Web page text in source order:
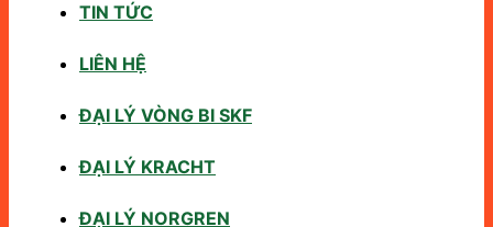
TIN TỨC
LIÊN HỆ
ĐẠI LÝ VÒNG BI SKF
ĐẠI LÝ KRACHT
ĐẠI LÝ NORGREN